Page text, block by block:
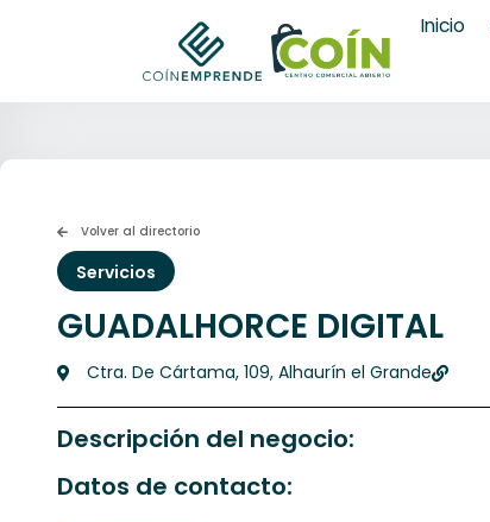
Inicio
Volver al directorio
Servicios
GUADALHORCE DIGITAL
Ctra. De Cártama, 109, Alhaurín el Grande
Descripción del negocio:
Datos de contacto: